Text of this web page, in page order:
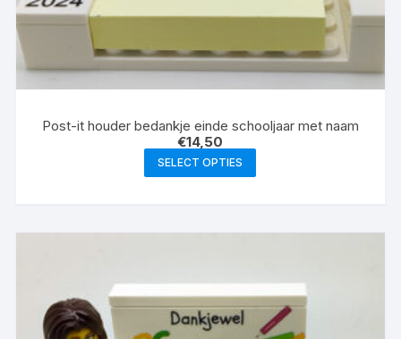
Post-it houder bedankje einde schooljaar met naam
€14,50
SELECT OPTIES